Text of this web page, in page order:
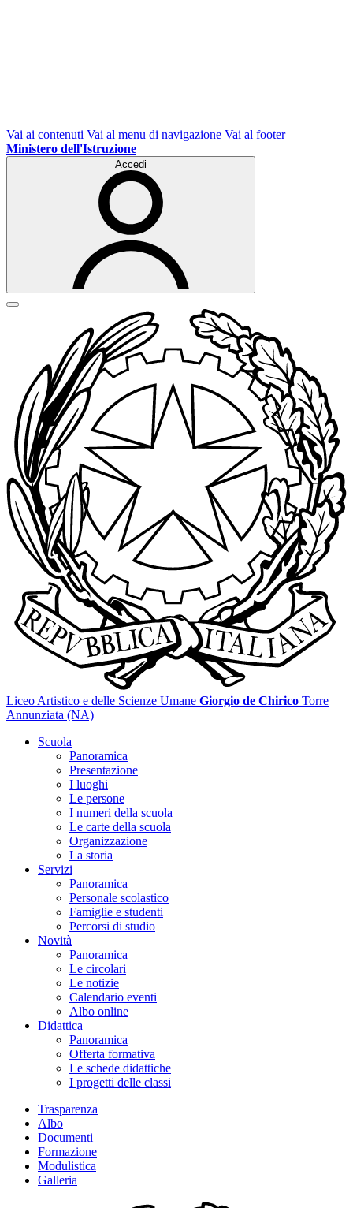
Vai ai contenuti Vai al menu di navigazione Vai al footer
Ministero dell'Istruzione
Accedi
Liceo Artistico e delle Scienze Umane Giorgio de Chirico Torre
Annunziata (NA)
Scuola
Panoramica
Presentazione
I luoghi
Le persone
I numeri della scuola
Le carte della scuola
Organizzazione
La storia
Servizi
Panoramica
Personale scolastico
Famiglie e studenti
Percorsi di studio
Novità
Panoramica
Le circolari
Le notizie
Calendario eventi
Albo online
Didattica
Panoramica
Offerta formativa
Le schede didattiche
I progetti delle classi
Trasparenza
Albo
Documenti
Formazione
Modulistica
Galleria